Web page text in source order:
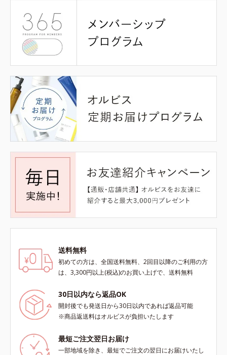
送料無料
初めての方は、全国送料無料、2回目以降のご利用の方
は、3,300円以上(税込)のお買い上げで、送料無料
30日以内なら返品OK
開封後でも発送日から30日以内であれば返品可能
※商品返送料はオルビスが負担いたします
最短ご注文翌日お届け
一部地域を除き、最短でご注文の翌日にお届けいたし